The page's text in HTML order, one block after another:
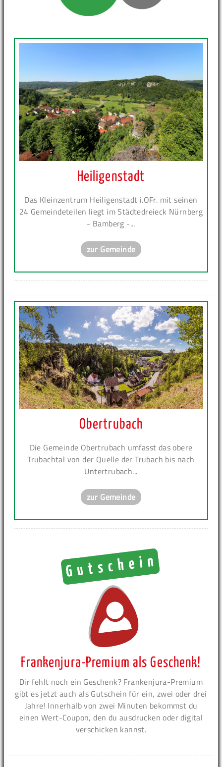
Heiligenstadt
Das Kleinzentrum Heiligenstadt i.OFr. mit seinen
24 Gemeindeteilen liegt im Städtedreieck Nürnberg
- Bamberg -...
zur Gemeinde
Obertrubach
Die Gemeinde Obertrubach umfasst das obere
Trubachtal von der Quelle der Trubach bis nach
Untertrubach...
zur Gemeinde
Frankenjura-Premium als Geschenk!
Dir fehlt noch ein Geschenk? Frankenjura-Premium
gibt es jetzt auch als Gutschein für ein, zwei oder drei
Jahre! Innerhalb von zwei Minuten bekommst du
einen Wert-Coupon, den du ausdrucken oder digital
verschicken kannst.